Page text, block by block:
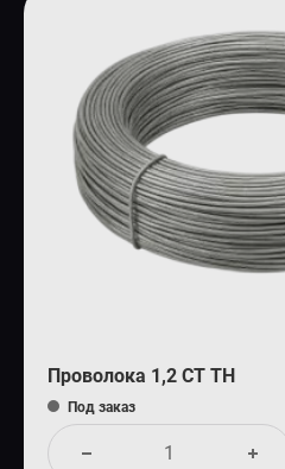
Проволока 1,2 СТ ТН
Под заказ